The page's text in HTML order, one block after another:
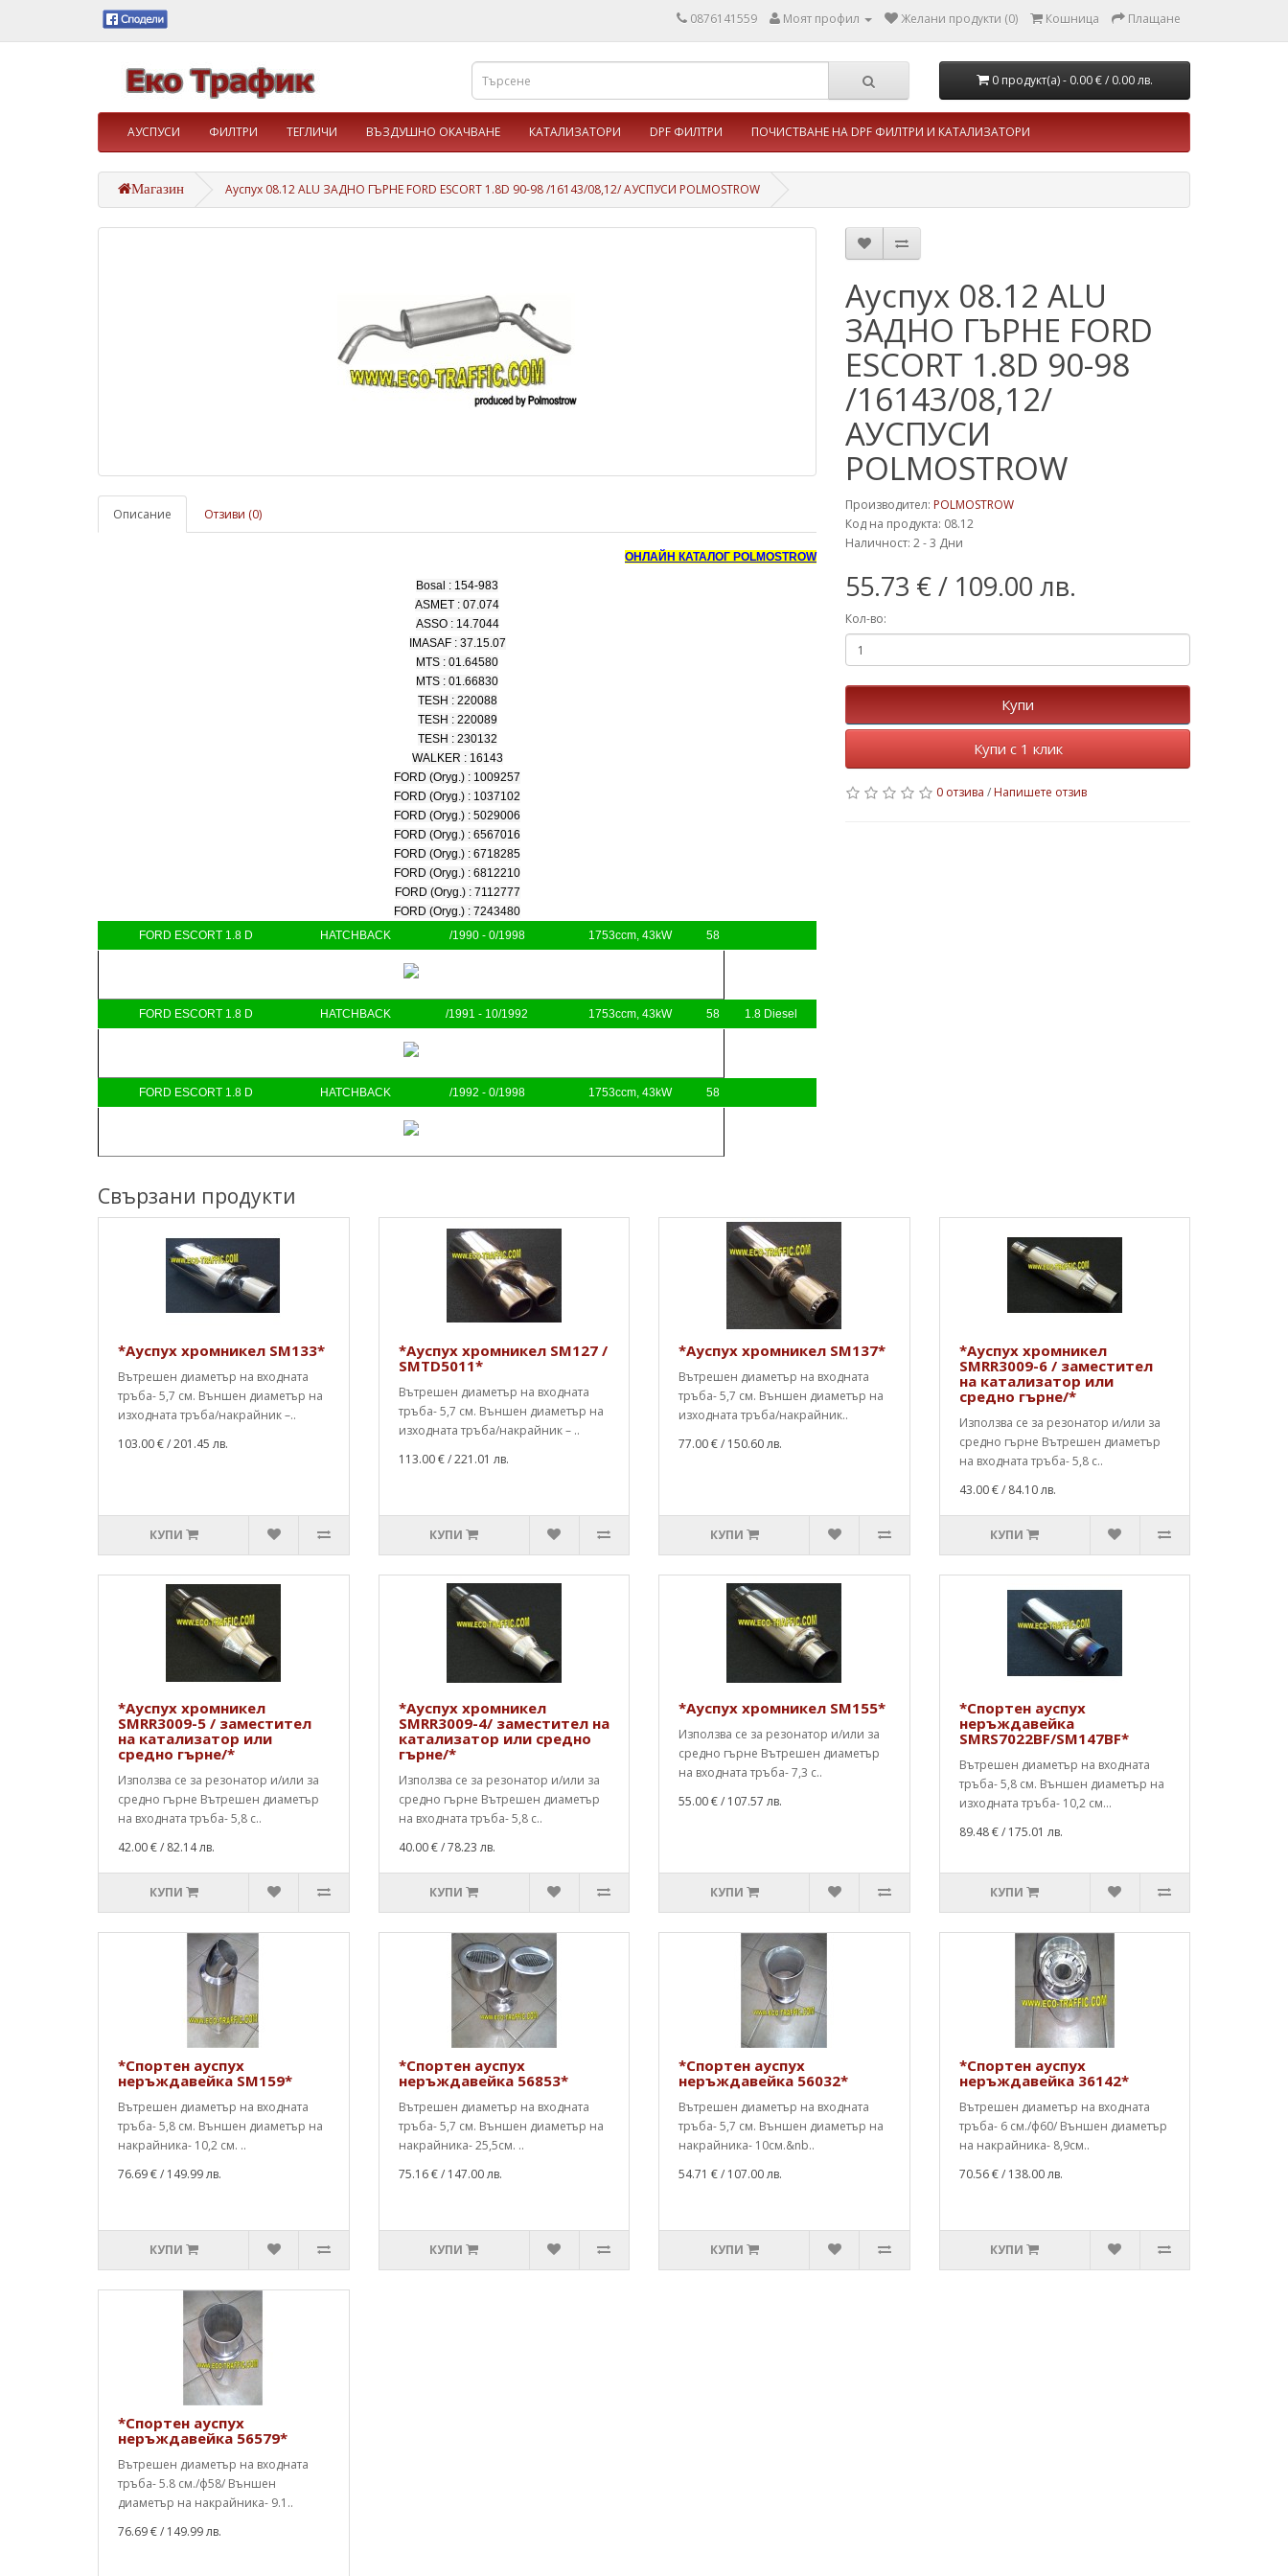
0876141559 Моят профил Желани продукти (0) Кошница Плащане
0 продукт(а) - 0.00 €/ 0.00 лв.
АУСПУСИ ФИЛТРИ ТЕГЛИЧИ ВЪЗДУШНО ОКАЧВАНЕ КАТАЛИЗАТОРИ DPF ФИЛТРИ ПОЧИСТВАНЕ НА DPF ФИЛТРИ И КАТАЛИЗАТОРИ
Магазин Ауспух 08.12 ALU ЗАДНО ГЪРНЕ FORD ESCORT 1.8D 90-98 /16143/08,12/ АУСПУСИ POLMOSTROW
Описание Отзиви (0)
ОНЛАЙН КАТАЛОГ POLMOSTROW
Bosal : 154-983
ASMET : 07.074
ASSO : 14.7044
IMASAF : 37.15.07
MTS : 01.64580
MTS : 01.66830
TESH : 220088
TESH : 220089
TESH : 230132
WALKER : 16143
FORD (Oryg.) : 1009257
FORD (Oryg.) : 1037102
FORD (Oryg.) : 5029006
FORD (Oryg.) : 6567016
FORD (Oryg.) : 6718285
FORD (Oryg.) : 6812210
FORD (Oryg.) : 7112777
FORD (Oryg.) : 7243480
FORD ESCORT 1.8 D
HATCHBACK /1990 - 0/1998 1753ccm, 43kW 58
FORD ESCORT 1.8 D HATCHBACK /1991 - 10/1992 1753ccm, 43kW 58 1.8 Diesel
FORD ESCORT 1.8 D HATCHBACK /1992 - 0/1998 1753ccm, 43kW 58
Ауспух 08.12 ALU
ЗАДНО ГЪРНЕ FORD
ESCORT 1.8D 90-98
/16143/08,12/
АУСПУСИ
POLMOSTROW
Производител: POLMOSTROW
Код на продукта: 08.12
Наличност: 2 - 3 Дни
55.73 €/ 109.00 лв.
Кол-во:
Купи
Купи с 1 клик
0 отзива / Напишете отзив
Свързани продукти
*Ауспух хромникел SM133*
Вътрешен диаметър на входната
тръба- 5,7 см. Външен диаметър на
изходната тръба/накрайник –..
103.00 €/ 201.45 лв.
КУПИ
*Ауспух хромникел SM127 /
SMTD5011*
Вътрешен диаметър на входната
тръба- 5,7 см. Външен диаметър на
изходната тръба/накрайник – ..
113.00 €/ 221.01 лв.
КУПИ
*Ауспух хромникел SM137*
Вътрешен диаметър на входната
тръба- 5,7 см. Външен диаметър на
изходната тръба/накрайник..
77.00 €/ 150.60 лв.
КУПИ
*Ауспух хромникел
SMRR3009-6 / заместител
на катализатор или
средно гърне/*
Използва се за резонатор и/или за
средно гърне Вътрешен диаметър
на входната тръба- 5,8 с..
43.00 €/ 84.10 лв.
КУПИ
*Ауспух хромникел
SMRR3009-5 / заместител
на катализатор или
средно гърне/*
Използва се за резонатор и/или за
средно гърне Вътрешен диаметър
на входната тръба- 5,8 с..
42.00 €/ 82.14 лв.
КУПИ
*Ауспух хромникел
SMRR3009-4/ заместител на
катализатор или средно
гърне/*
Използва се за резонатор и/или за
средно гърне Вътрешен диаметър
на входната тръба- 5,8 с..
40.00 €/ 78.23 лв.
КУПИ
*Ауспух хромникел SM155*
Използва се за резонатор и/или за
средно гърне Вътрешен диаметър
на входната тръба- 7,3 с..
55.00 €/ 107.57 лв.
КУПИ
*Спортен ауспух
неръждавейка
SMRS7022BF/SM147BF*
Вътрешен диаметър на входната
тръба- 5,8 см. Външен диаметър на
изходната тръба- 10,2 см...
89.48 €/ 175.01 лв.
КУПИ
*Спортен ауспух
неръждавейка SM159*
Вътрешен диаметър на входната
тръба- 5,8 см. Външен диаметър на
накрайника- 10,2 см. ..
76.69 €/ 149.99 лв.
КУПИ
*Спортен ауспух
неръждавейка 56853*
Вътрешен диаметър на входната
тръба- 5,7 см. Външен диаметър на
накрайника- 25,5см. ..
75.16 €/ 147.00 лв.
КУПИ
*Спортен ауспух
неръждавейка 56032*
Вътрешен диаметър на входната
тръба- 5,7 см. Външен диаметър на
накрайника- 10см.&nb..
54.71 €/ 107.00 лв.
КУПИ
*Спортен ауспух
неръждавейка 36142*
Вътрешен диаметър на входната
тръба- 6 см./ф60/ Външен диаметър
на накрайника- 8,9см..
70.56 €/ 138.00 лв.
КУПИ
*Спортен ауспух
неръждавейка 56579*
Вътрешен диаметър на входната
тръба- 5.8 см./ф58/ Външен
диаметър на накрайника- 9.1..
76.69 €/ 149.99 лв.